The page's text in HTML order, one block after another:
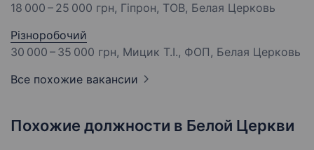
18 000 – 25 000 грн, Гіпрон, ТОВ, Белая Церковь
Різноробочий
30 000 – 35 000 грн, Мицик Т.І., ФОП, Белая Церковь
Все похожие вакансии
Похожие должности в Белой Церкви